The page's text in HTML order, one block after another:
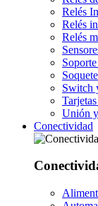
Relés
Relés
Relés
Switch
Unión
Conectividad